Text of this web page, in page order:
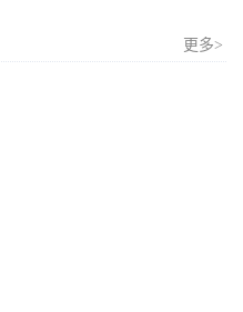
更多>